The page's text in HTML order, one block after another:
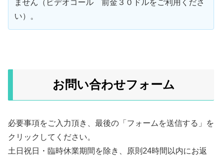
ません（ビデオコール 前金３０ドルをご利用くださ
い）。
お問い合わせフォーム
必要事項をご入力頂き、最後の「フォームを送信する」を
クリックしてください。
土日祝日・臨時休業期間を除き、原則24時間以内にお返